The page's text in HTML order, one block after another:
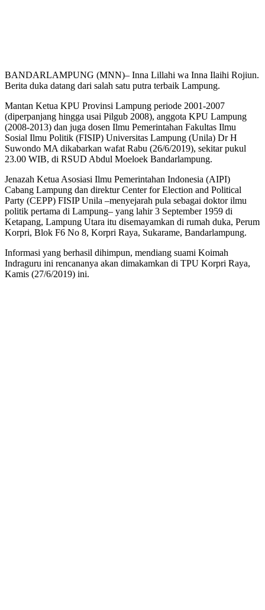
BANDARLAMPUNG (MNN)– Inna Lillahi wa Inna Ilaihi Rojiun.
Berita duka datang dari salah satu putra terbaik Lampung.
Mantan Ketua KPU Provinsi Lampung periode 2001-2007
(diperpanjang hingga usai Pilgub 2008), anggota KPU Lampung
(2008-2013) dan juga dosen Ilmu Pemerintahan Fakultas Ilmu
Sosial Ilmu Politik (FISIP) Universitas Lampung (Unila) Dr H
Suwondo MA dikabarkan wafat Rabu (26/6/2019), sekitar pukul
23.00 WIB, di RSUD Abdul Moeloek Bandarlampung.
Jenazah Ketua Asosiasi Ilmu Pemerintahan Indonesia (AIPI)
Cabang Lampung dan direktur Center for Election and Political
Party (CEPP) FISIP Unila –menyejarah pula sebagai doktor ilmu
politik pertama di Lampung– yang lahir 3 September 1959 di
Ketapang, Lampung Utara itu disemayamkan di rumah duka, Perum
Korpri, Blok F6 No 8, Korpri Raya, Sukarame, Bandarlampung.
Informasi yang berhasil dihimpun, mendiang suami Koimah
Indraguru ini rencananya akan dimakamkan di TPU Korpri Raya,
Kamis (27/6/2019) ini.